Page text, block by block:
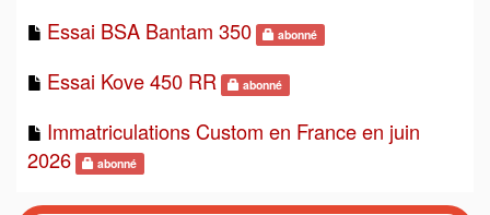
Essai BSA Bantam 350
abonné
Essai Kove 450 RR abonné
Immatriculations Custom en France en juin
2026
abonné